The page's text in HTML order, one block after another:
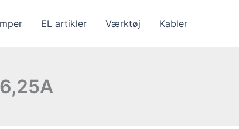
EL artikler Værktøj Kabler